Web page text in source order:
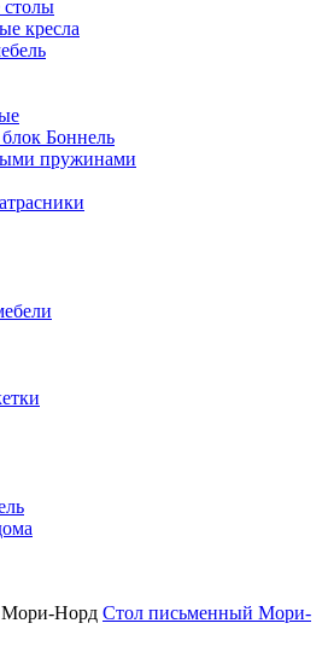
кресла
Боннель
пружинами
Мори-Норд Стол письменный Мори-